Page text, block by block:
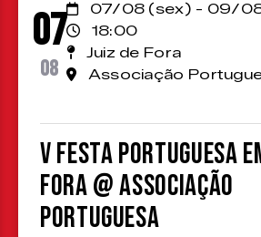
07
08
07/08 (sex) - 09/
18:00
Juiz de Fora
Associação
V Festa Portuguesa
Fora @ Associação
Portuguesa